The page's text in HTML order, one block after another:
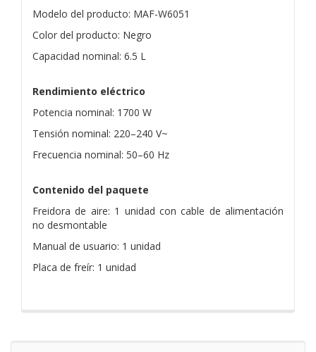
Modelo del producto: MAF-W6051
Color del producto: Negro
Capacidad nominal: 6.5 L
Rendimiento eléctrico
Potencia nominal: 1700 W
Tensión nominal: 220–240 V~
Frecuencia nominal: 50–60 Hz
Contenido del paquete
Freidora de aire: 1 unidad con cable de alimentación
no desmontable
Manual de usuario: 1 unidad
Placa de freír: 1 unidad